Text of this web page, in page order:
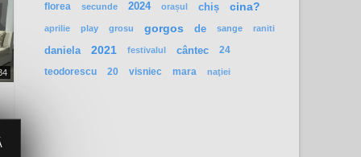
florea secunde 2024 orașul chiș cina?
aprilie play grosu gorgos de sange raniti
daniela 2021 festivalul cântec
24
teodorescu
20 visniec mara naţiei